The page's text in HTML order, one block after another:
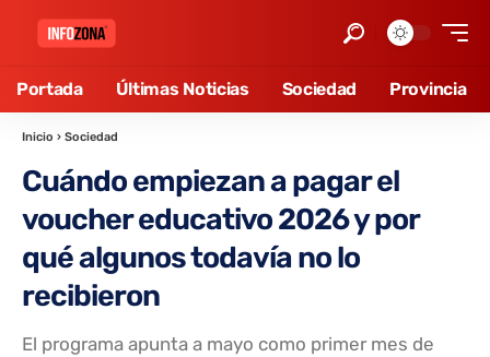
Portada Últimas Noticias Sociedad Provincia
Inicio › Sociedad
Cuándo empiezan a pagar el
voucher educativo 2026 y por
qué algunos todavía no lo
recibieron
El programa apunta a mayo como primer mes de